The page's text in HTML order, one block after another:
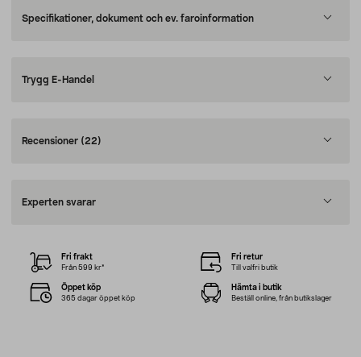
Specifikationer, dokument och ev. faroinformation
Trygg E-Handel
Recensioner (22)
Experten svarar
Fri frakt
Från 599 kr*
Fri retur
Till valfri butik
Öppet köp
365 dagar öppet köp
Hämta i butik
Beställ online, från butikslager